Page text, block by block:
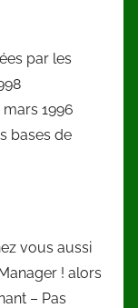
par les
1996
bases de
vous aussi
! alors
– Pas